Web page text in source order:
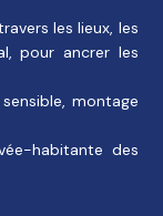
les lieux, les
pour ancrer les
montage
habitante des